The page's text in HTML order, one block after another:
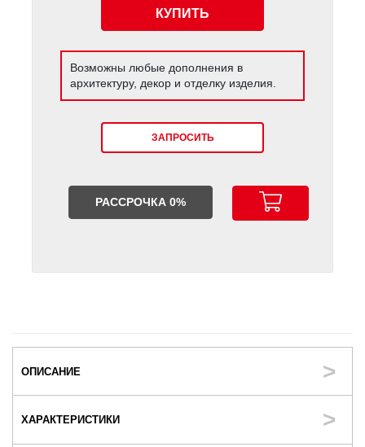
КУПИТЬ
Возможны любые дополнения в
архитектуру, декор и отделку изделия.
ЗАПРОСИТЬ
РАССРОЧКА 0%
ОПИСАНИЕ
ХАРАКТЕРИСТИКИ